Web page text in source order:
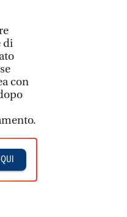
di
con